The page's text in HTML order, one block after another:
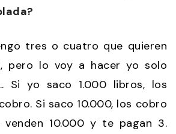
tres o cuatro que quieren
pero lo voy a hacer yo solo
Si yo saco 1.000 libros, los
Si saco 10.000, los cobro
10.000 y te pagan 3.